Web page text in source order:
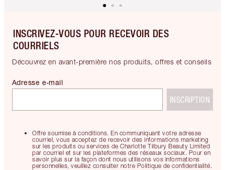
INSCRIVEZ-VOUS POUR RECEVOIR DES
COURRIELS
Découvrez en avant-première nos produits, offres et conseils
Offre soumise à conditions. En communiquant votre adresse
courriel, vous acceptez de recevoir des informations marketing
sur les produits ou services de Charlotte Tilbury Beauty Limited
par courriel et sur les plateformes des réseaux sociaux. Pour en
savoir plus sur la façon dont nous utilisons vos informations
personnelles, veuillez consulter notre Politique de confidentialité.
Adresse e-mail
INSCRIPTION